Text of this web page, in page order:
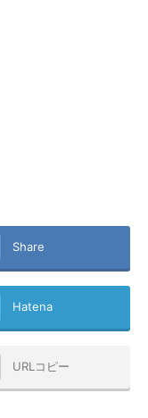
Share
Hatena
URLコピー